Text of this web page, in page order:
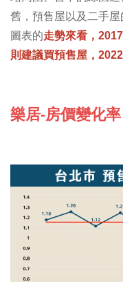
舊，預售屋以及二手
圖表的走勢來看，
則建議買預售屋，
樂居-房價變化